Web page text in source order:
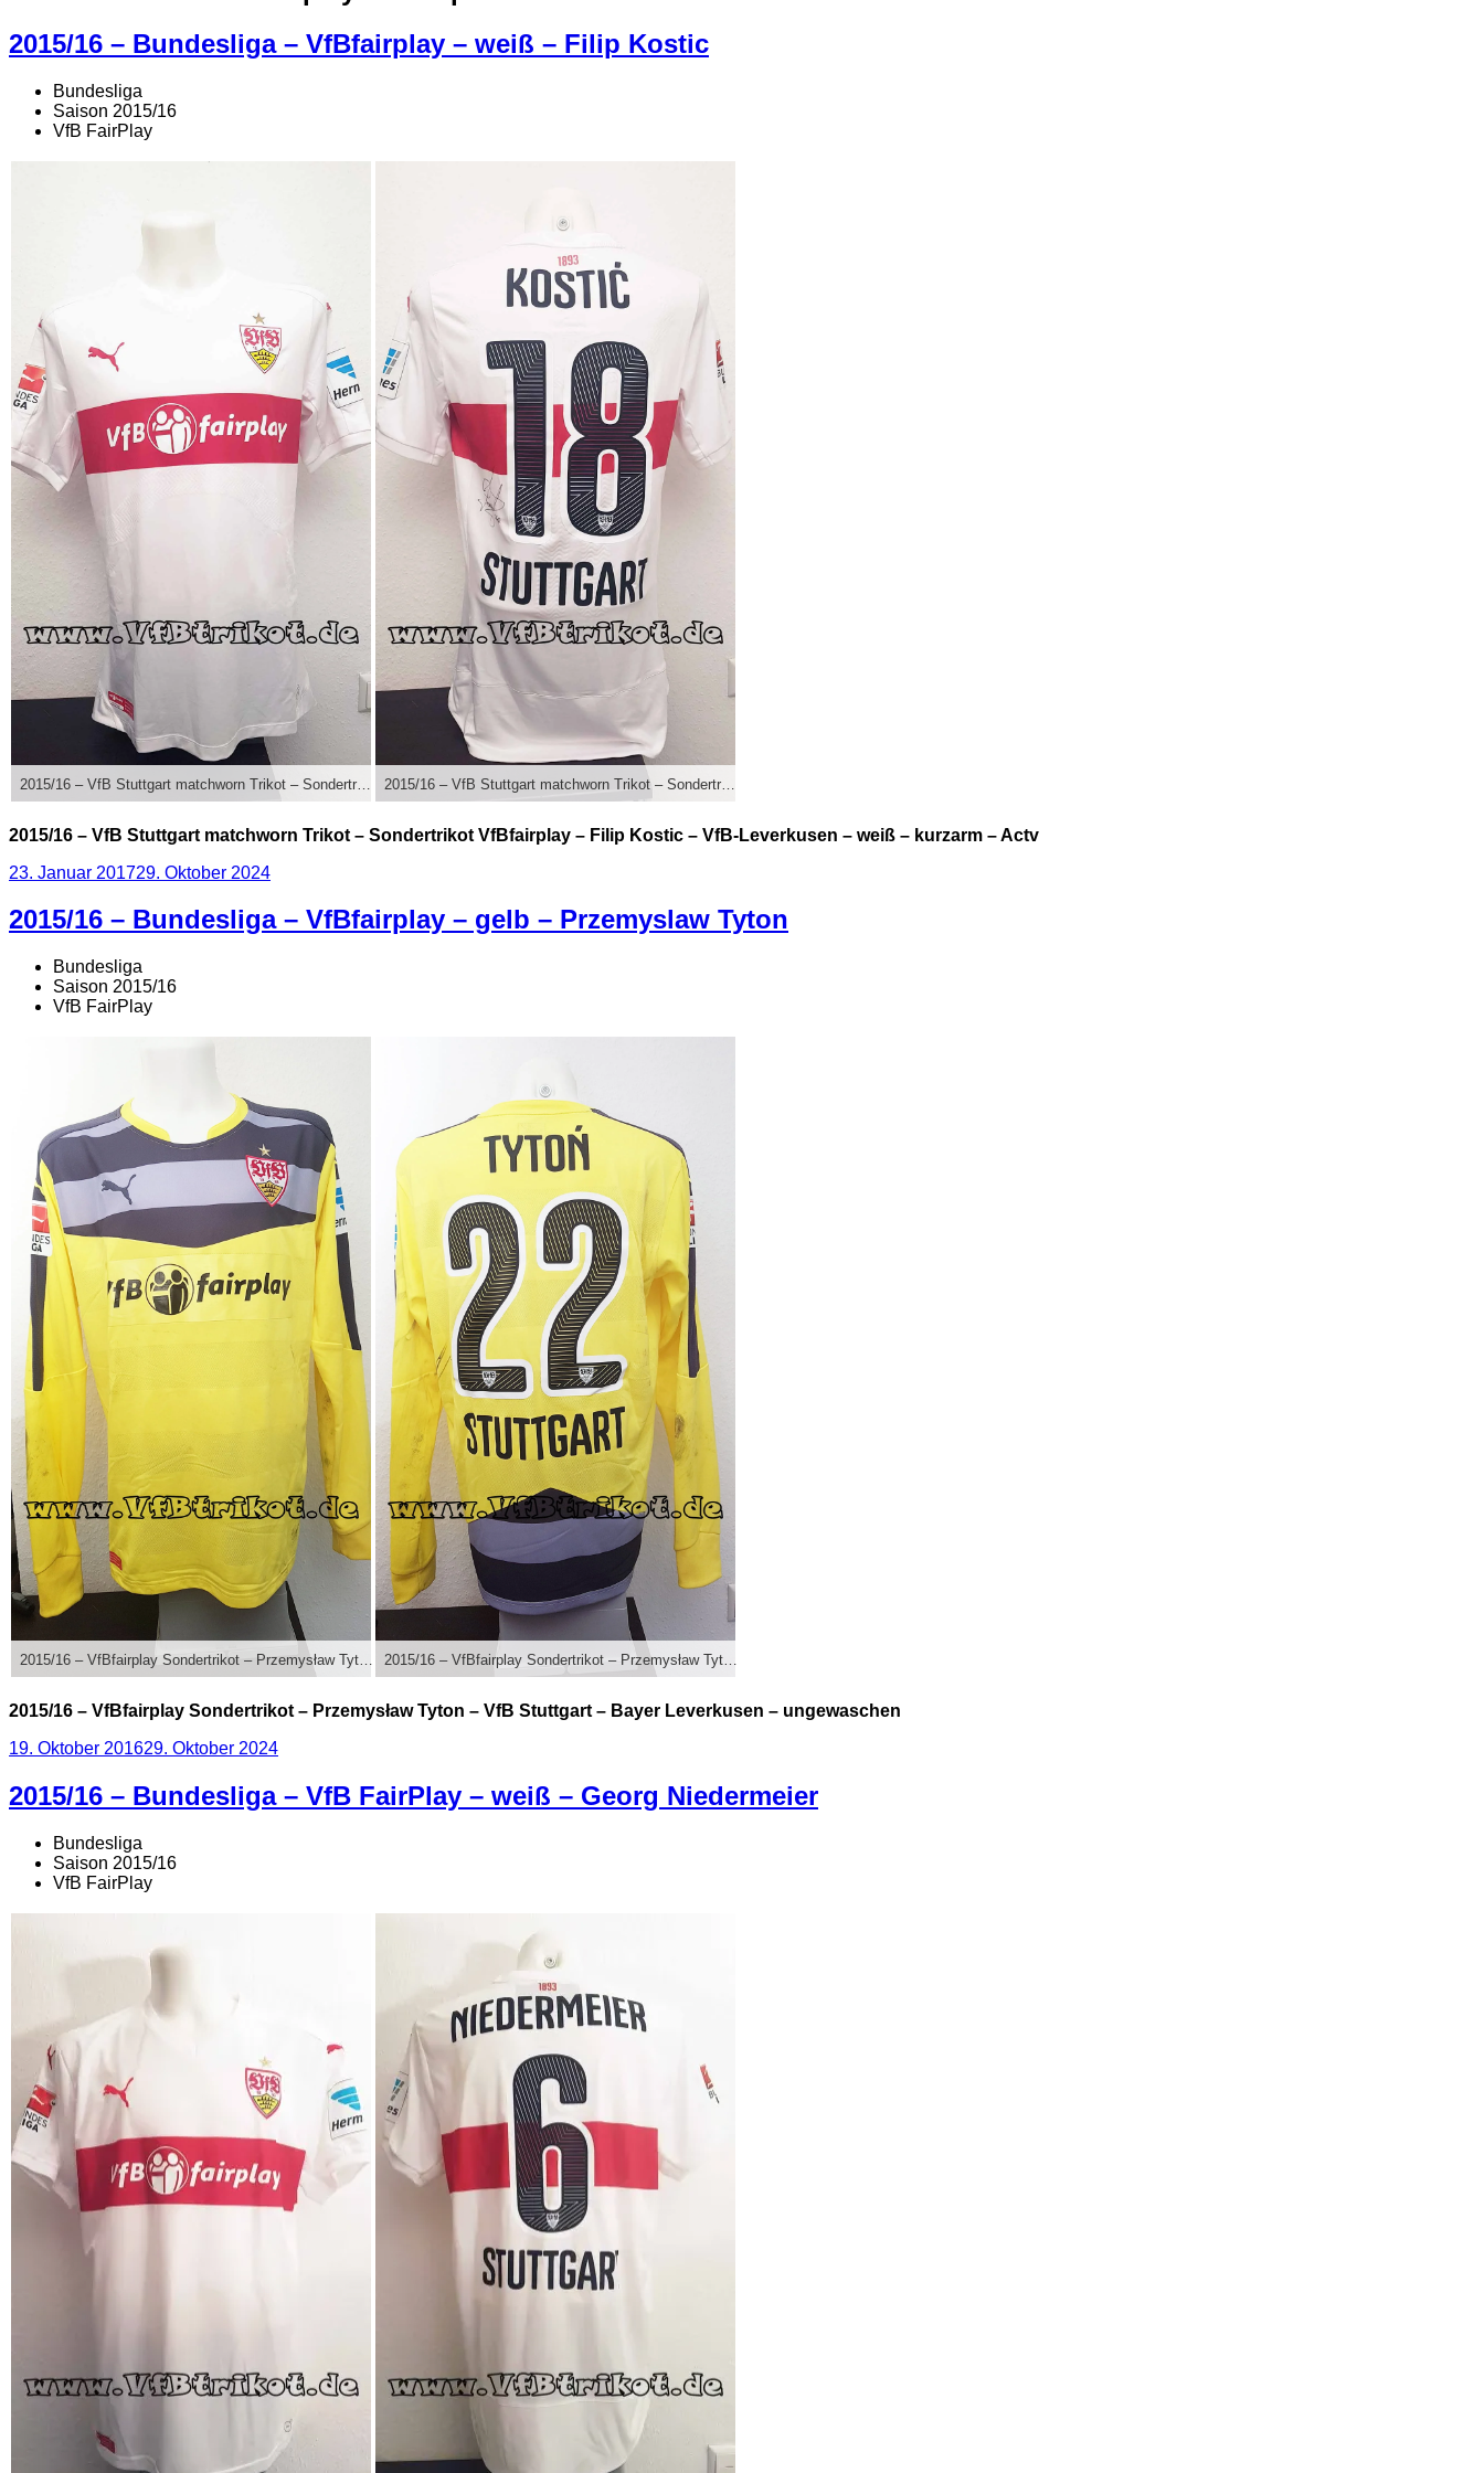
2015/16 – Bundesliga – VfBfairplay – weiß – Filip Kostic
Bundesliga
Saison 2015/16
VfB FairPlay
2015/16 – VfB Stuttgart matchworn Trikot – Sondertrikot VfBfairplay – Filip Kostic – VfB-Leverkusen – weiß – kurzarm – Actv
Veröffentlicht
23. Januar 201729. Oktober 2024
2015/16 – Bundesliga – VfBfairplay – gelb – Przemyslaw Tyton
Bundesliga
Saison 2015/16
VfB FairPlay
2015/16 – VfBfairplay Sondertrikot – Przemysław Tyton – VfB Stuttgart – Bayer Leverkusen – ungewaschen 2015/16 – VfBfairplay Sondertrikot – Przemysław Tyton – VfB Stuttgart – Bayer Leverkusen – ungewaschen
2015/16 – VfBfairplay Sondertrikot – Przemysław Tyton – VfB Stuttgart – Bayer Leverkusen – ungewaschen
Veröffentlicht
19. Oktober 201629. Oktober 2024
2015/16 – Bundesliga – VfB FairPlay – weiß – Georg Niedermeier
Bundesliga
Saison 2015/16
VfB FairPlay